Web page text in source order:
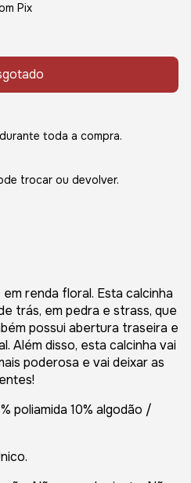
Pix
toda a compra.
trocar ou devolver.
renda floral. Esta calcinha
trás, em pedra e strass, que
possui abertura traseira e
Além disso, esta calcinha vai
poderosa e vai deixar as
poliamida 10% algodão /